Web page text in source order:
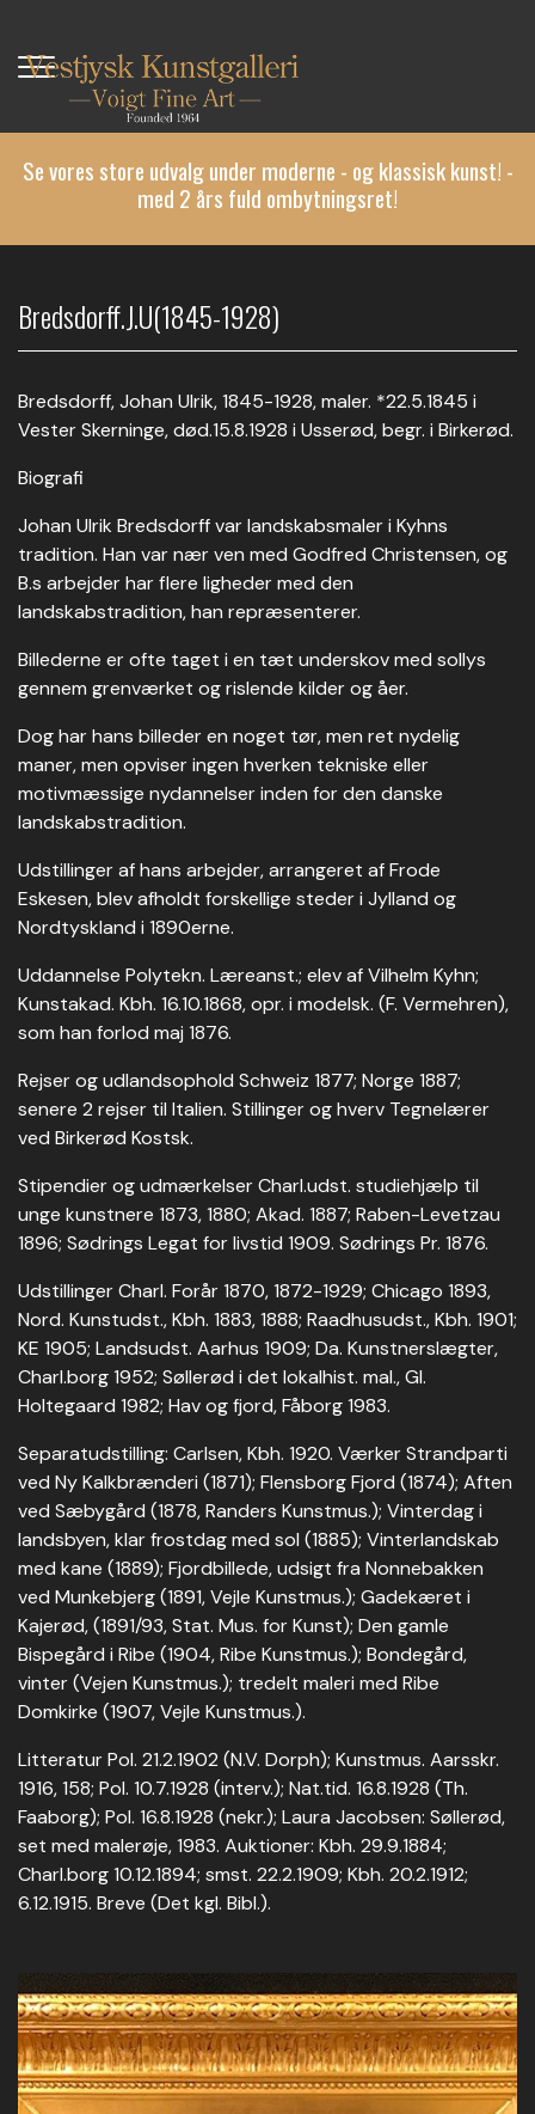
hovedindhold
Se vores store udvalg under moderne - og klassisk kunst! -
med 2 års fuld ombytningsret!
Bredsdorff.J.U(1845-1928)
Bredsdorff, Johan Ulrik, 1845-1928, maler. *22.5.1845 i
Vester Skerninge, død.15.8.1928 i Usserød, begr. i Birkerød.
Biografi
Johan Ulrik Bredsdorff var landskabsmaler i Kyhns
tradition. Han var nær ven med Godfred Christensen, og
B.s arbejder har flere ligheder med den
landskabstradition, han repræsenterer.
Billederne er ofte taget i en tæt underskov med sollys
gennem grenværket og rislende kilder og åer.
Dog har hans billeder en noget tør, men ret nydelig
maner, men opviser ingen hverken tekniske eller
motivmæssige nydannelser inden for den danske
landskabstradition.
Udstillinger af hans arbejder, arrangeret af Frode
Eskesen, blev afholdt forskellige steder i Jylland og
Nordtyskland i 1890erne.
Uddannelse Polytekn. Læreanst.; elev af Vilhelm Kyhn;
Kunstakad. Kbh. 16.10.1868, opr. i modelsk. (F. Vermehren),
som han forlod maj 1876.
Rejser og udlandsophold Schweiz 1877; Norge 1887;
senere 2 rejser til Italien. Stillinger og hverv Tegnelærer
ved Birkerød Kostsk.
Stipendier og udmærkelser Charl.udst. studiehjælp til
unge kunstnere 1873, 1880; Akad. 1887; Raben-Levetzau
1896; Sødrings Legat for livstid 1909. Sødrings Pr. 1876.
Udstillinger Charl. Forår 1870, 1872-1929; Chicago 1893,
Nord. Kunstudst., Kbh. 1883, 1888; Raadhusudst., Kbh. 1901;
KE 1905; Landsudst. Aarhus 1909; Da. Kunstnerslægter,
Charl.borg 1952; Søllerød i det lokalhist. mal., Gl.
Holtegaard 1982; Hav og fjord, Fåborg 1983.
Separatudstilling: Carlsen, Kbh. 1920. Værker Strandparti
ved Ny Kalkbrænderi (1871); Flensborg Fjord (1874); Aften
ved Sæbygård (1878, Randers Kunstmus.); Vinterdag i
landsbyen, klar frostdag med sol (1885); Vinterlandskab
med kane (1889); Fjordbillede, udsigt fra Nonnebakken
ved Munkebjerg (1891, Vejle Kunstmus.); Gadekæret i
Kajerød, (1891/93, Stat. Mus. for Kunst); Den gamle
Bispegård i Ribe (1904, Ribe Kunstmus.); Bondegård,
vinter (Vejen Kunstmus.); tredelt maleri med Ribe
Domkirke (1907, Vejle Kunstmus.).
Litteratur Pol. 21.2.1902 (N.V. Dorph); Kunstmus. Aarsskr.
1916, 158; Pol. 10.7.1928 (interv.); Nat.tid. 16.8.1928 (Th.
Faaborg); Pol. 16.8.1928 (nekr.); Laura Jacobsen: Søllerød,
set med malerøje, 1983. Auktioner: Kbh. 29.9.1884;
Charl.borg 10.12.1894; smst. 22.2.1909; Kbh. 20.2.1912;
6.12.1915. Breve (Det kgl. Bibl.).